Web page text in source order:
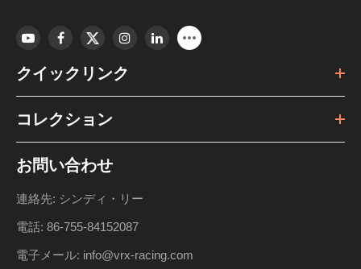
クイックリンク
コレクション
お問い合わせ
連絡先: シンディ・リー
電話: 86-755-84152087
電子メール: info@vrx-racing.com